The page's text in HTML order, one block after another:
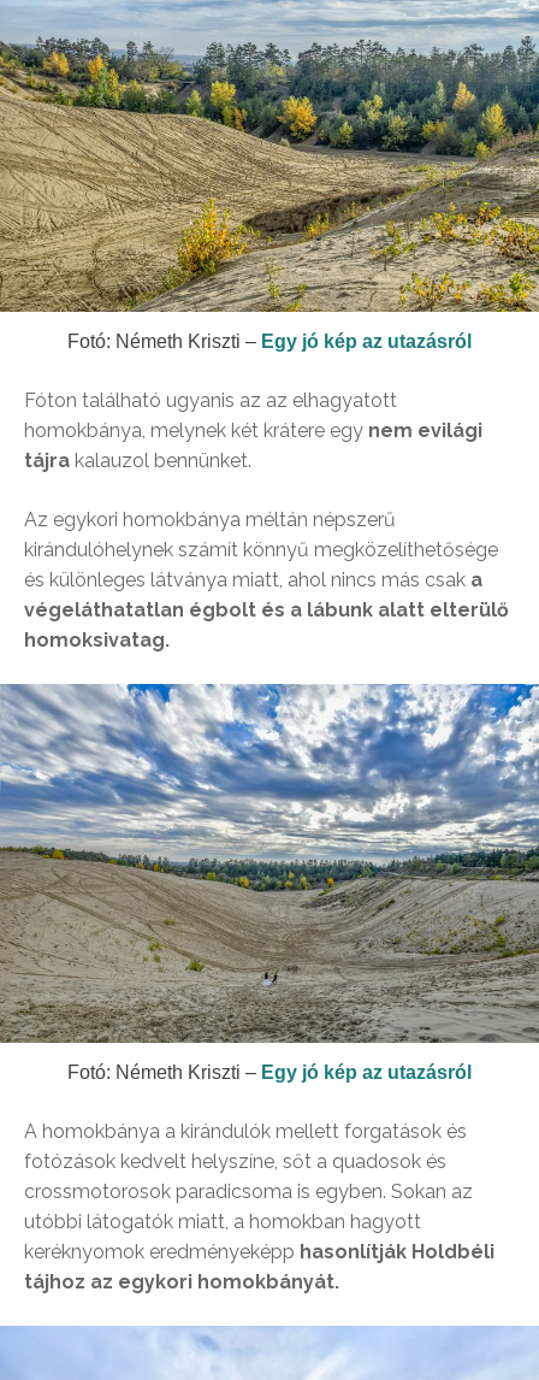
Fotó: Németh Kriszti – Egy jó kép az utazásról
Fóton található ugyanis az az elhagyatott
homokbánya, melynek két krátere egy nem evilági
tájra kalauzol bennünket.
Az egykori homokbánya méltán népszerű
kirándulóhelynek számít könnyű megközelíthetősége
és különleges látványa miatt, ahol nincs más csak a
végeláthatatlan égbolt és a lábunk alatt elterülő
homoksivatag.
Fotó: Németh Kriszti – Egy jó kép az utazásról
A homokbánya a kirándulók mellett forgatások és
fotózások kedvelt helyszíne, sőt a quadosok és
crossmotorosok paradicsoma is egyben. Sokan az
utóbbi látogatók miatt, a homokban hagyott
keréknyomok eredményeképp hasonlítják Holdbéli
tájhoz az egykori homokbányát.